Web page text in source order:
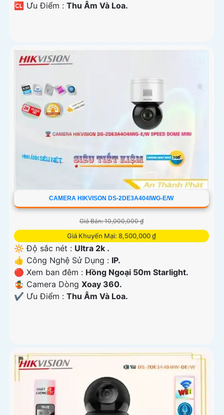
️🆑 Ưu Điểm : Thu Âm Và Loa.
CAMERA HIKVISON DS-2DE3A404IWG-E/W
Giá Bán: 10,000,000 ₫
Giá Khuyến Mại: 8,500,000 ₫
🔆 Độ sắc nét : Ultra 2k .
👍 Công Nghệ Sử Dụng : IP.
🔴 Xem ban đêm : Hồng Ngoại 50m Starlight.
🤹 Camera Dòng Xoay 360.
️✔️ Ưu Điểm : Thu Âm Và Loa.